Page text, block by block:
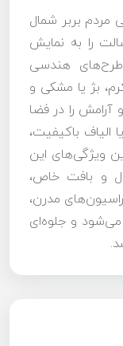
مردم بربر شمال
را به نمایش
طرح‌های هندسی
بژ یا مشکی و
را در فضا
الیاف باکیفیت،
ویژگی‌های این
و بافت خاص،
مدرن،
و جلوه‌ای